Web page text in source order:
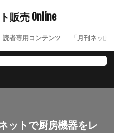
読者専用コンテンツ 「月刊ネット
ットで厨房機器をレ